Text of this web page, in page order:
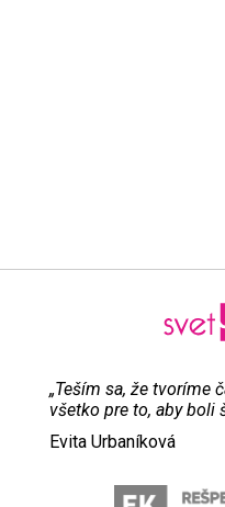
„Teším sa, že tvoríme
všetko pre to, aby boli
Evita Urbaníková